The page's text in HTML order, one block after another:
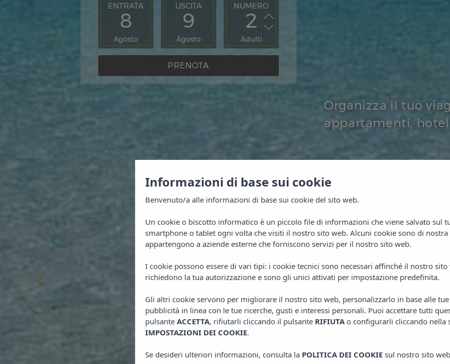
Organizza il tuo
appartamenti,
ENTRATA
8
Agosto
USCITA
9
Agosto
NUMERO
Adulti
Informazioni di base sui cookie
Benvenuto/a alle informazioni di base sui cookie del sito web.
Un cookie o biscotto informatico è un piccolo file di informazioni che viene salvato sul
smartphone o tablet ogni volta che visiti il nostro sito web. Alcuni cookie sono di
appartengono a aziende esterne che forniscono servizi per il nostro sito web.
I cookie possono essere di vari tipi: i cookie tecnici sono necessari affinché il nostro
richiedono la tua autorizzazione e sono gli unici attivati per impostazione predefinita.
Gli altri cookie servono per migliorare il nostro sito web, personalizzarlo in base alle
pubblicità in linea con le tue ricerche, gusti e interessi personali. Puoi accettare tutti
pulsante ACCETTA, rifiutarli cliccando il pulsante RIFIUTAo configurarli cliccando nella
IMPOSTAZIONI DEI COOKIE.
Se desideri ulteriori informazioni, consulta la POLITICA DEI COOKIEsul nostro sito